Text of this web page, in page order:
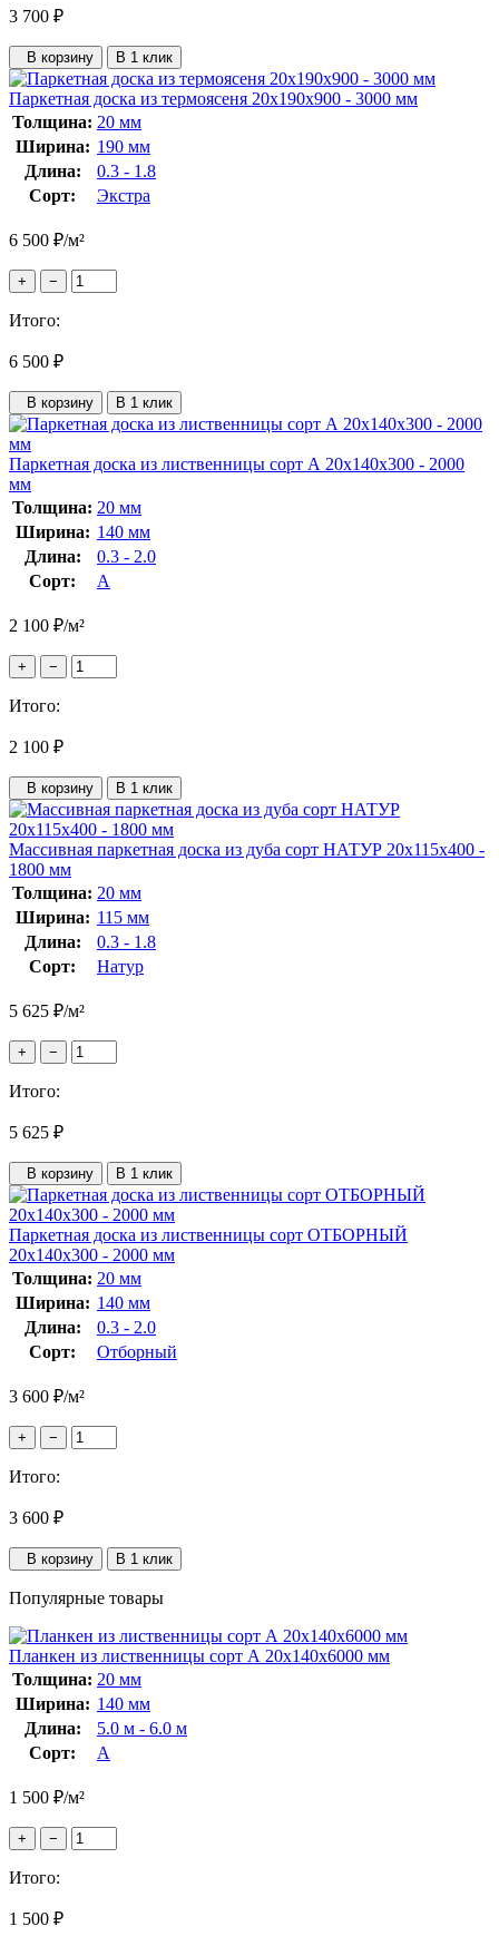
3 700 ₽
В корзину В 1 клик
Паркетная доска из термоясеня 20x190x900 - 3000 мм
Толщина: 20 мм
Ширина: 190 мм
Длина:
0.3 - 1.8
Сорт:
Экстра
6 500 ₽/м²
+ −
Итого:
6 500 ₽
В корзину В 1 клик
Паркетная доска из лиственницы сорт А 20x140x300 - 2000
мм
Толщина: 20 мм
Ширина: 140 мм
Длина:
0.3 - 2.0
Сорт:
А
2 100 ₽/м²
+ −
Итого:
2 100 ₽
В корзину В 1 клик
Массивная паркетная доска из дуба сорт НАТУР 20x115x400 -
1800 мм
Толщина: 20 мм
Ширина: 115 мм
Длина:
0.3 - 1.8
Сорт:
Натур
5 625 ₽/м²
+ −
Итого:
5 625 ₽
В корзину В 1 клик
Паркетная доска из лиственницы сорт ОТБОРНЫЙ
20x140x300 - 2000 мм
Толщина: 20 мм
Ширина: 140 мм
Длина:
0.3 - 2.0
Сорт:
Отборный
3 600 ₽/м²
+ −
Итого:
3 600 ₽
В корзину В 1 клик
Популярные товары
Планкен из лиственницы сорт А 20x140x6000 мм
Толщина: 20 мм
Ширина: 140 мм
Длина:
5.0 м - 6.0 м
Сорт:
А
1 500 ₽/м²
+ −
Итого:
1 500 ₽